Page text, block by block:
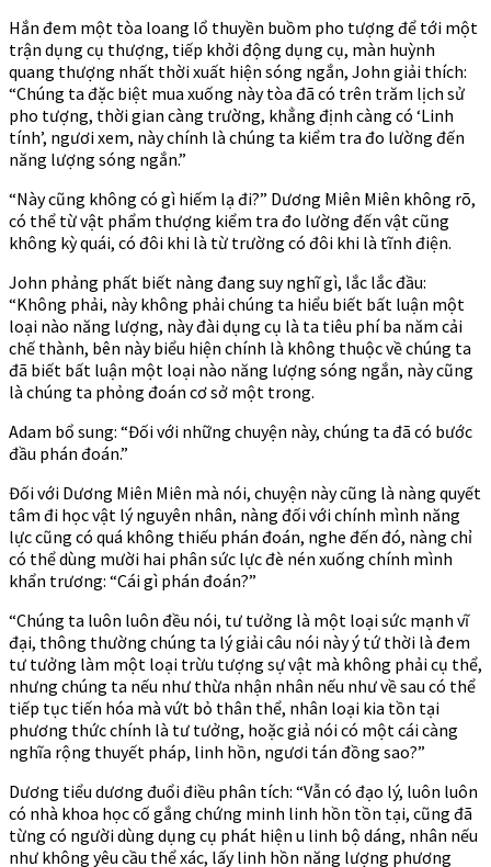
Hắn đem một tòa loang lổ thuyền buồm pho tượng để tới một
trận dụng cụ thượng, tiếp khởi động dụng cụ, màn huỳnh
quang thượng nhất thời xuất hiện sóng ngắn, John giải thích:
“Chúng ta đặc biệt mua xuống này tòa đã có trên trăm lịch sử
pho tượng, thời gian càng trường, khẳng định càng có ‘Linh
tính’, ngươi xem, này chính là chúng ta kiểm tra đo lường đến
năng lượng sóng ngắn.”
“Này cũng không có gì hiếm lạ đi?” Dương Miên Miên không rõ,
có thể từ vật phẩm thượng kiểm tra đo lường đến vật cũng
không kỳ quái, có đôi khi là từ trường có đôi khi là tĩnh điện.
John phảng phất biết nàng đang suy nghĩ gì, lắc lắc đầu:
“Không phải, này không phải chúng ta hiểu biết bất luận một
loại nào năng lượng, này đài dụng cụ là ta tiêu phí ba năm cải
chế thành, bên này biểu hiện chính là không thuộc về chúng ta
đã biết bất luận một loại nào năng lượng sóng ngắn, này cũng
là chúng ta phỏng đoán cơ sở một trong.
Adam bổ sung: “Đối với những chuyện này, chúng ta đã có bước
đầu phán đoán.”
Đối với Dương Miên Miên mà nói, chuyện này cũng là nàng quyết
tâm đi học vật lý nguyên nhân, nàng đối với chính mình năng
lực cũng có quá không thiếu phán đoán, nghe đến đó, nàng chỉ
có thể dùng mười hai phân sức lực đè nén xuống chính mình
khẩn trương: “Cái gì phán đoán?”
“Chúng ta luôn luôn đều nói, tư tưởng là một loại sức mạnh vĩ
đại, thông thường chúng ta lý giải câu nói này ý tứ thời là đem
tư tưởng làm một loại trừu tượng sự vật mà không phải cụ thể,
nhưng chúng ta nếu như thừa nhận nhân nếu như về sau có thể
tiếp tục tiến hóa mà vứt bỏ thân thể, nhân loại kia tồn tại
phương thức chính là tư tưởng, hoặc giả nói có một cái càng
nghĩa rộng thuyết pháp, linh hồn, ngươi tán đồng sao?”
Dương tiểu dương đuổi điều phân tích: “Vẫn có đạo lý, luôn luôn
có nhà khoa học cố gắng chứng minh linh hồn tồn tại, cũng đã
từng có người dùng dụng cụ phát hiện u linh bộ dáng, nhân nếu
như không yêu cầu thể xác, lấy linh hồn năng lượng phương